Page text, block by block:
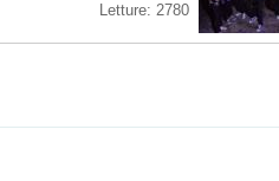
Letture: 2780